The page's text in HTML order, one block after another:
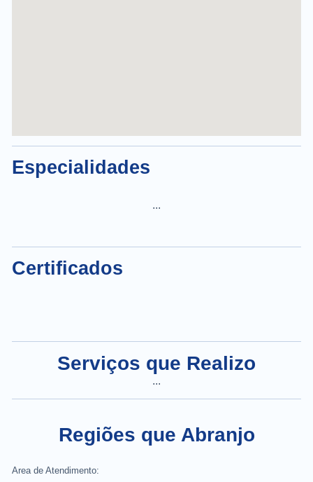
Especialidades
...
Certificados
Serviços que Realizo
...
Regiões que Abranjo
Area de Atendimento: